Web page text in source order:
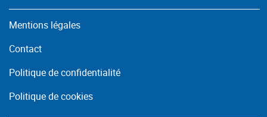
Mentions légales
Contact
Politique de confidentialité
Politique de cookies